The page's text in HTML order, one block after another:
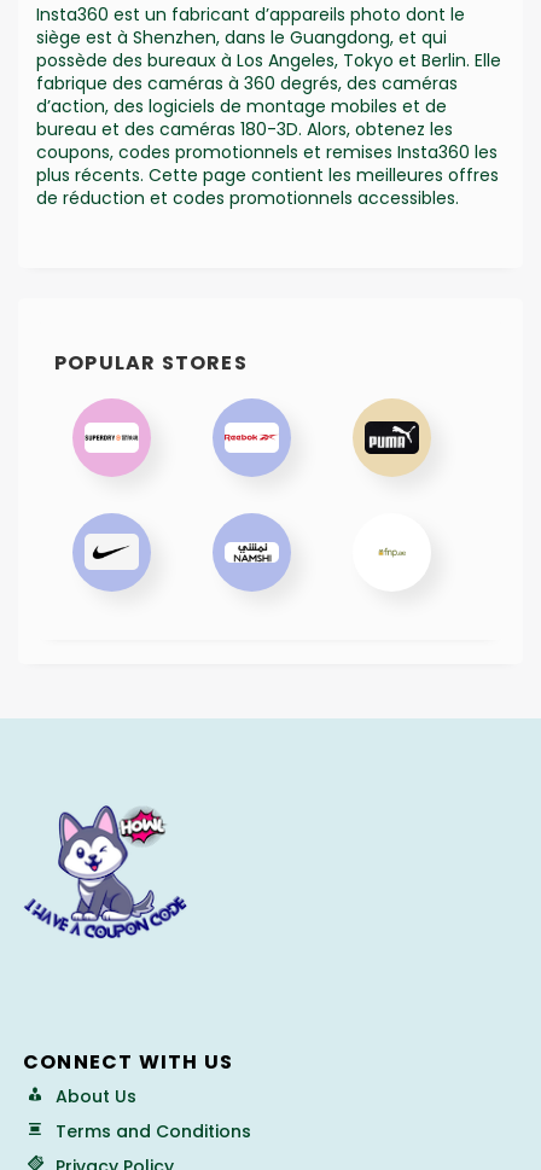
Insta360 est un fabricant d’appareils photo dont le
siège est à Shenzhen, dans le Guangdong, et qui
possède des bureaux à Los Angeles, Tokyo et Berlin. Elle
fabrique des caméras à 360 degrés, des caméras
d’action, des logiciels de montage mobiles et de
bureau et des caméras 180-3D. Alors, obtenez les
coupons, codes promotionnels et remises Insta360 les
plus récents. Cette page contient les meilleures offres
de réduction et codes promotionnels accessibles.
POPULAR STORES
CONNECT WITH US
About Us
Terms and Conditions